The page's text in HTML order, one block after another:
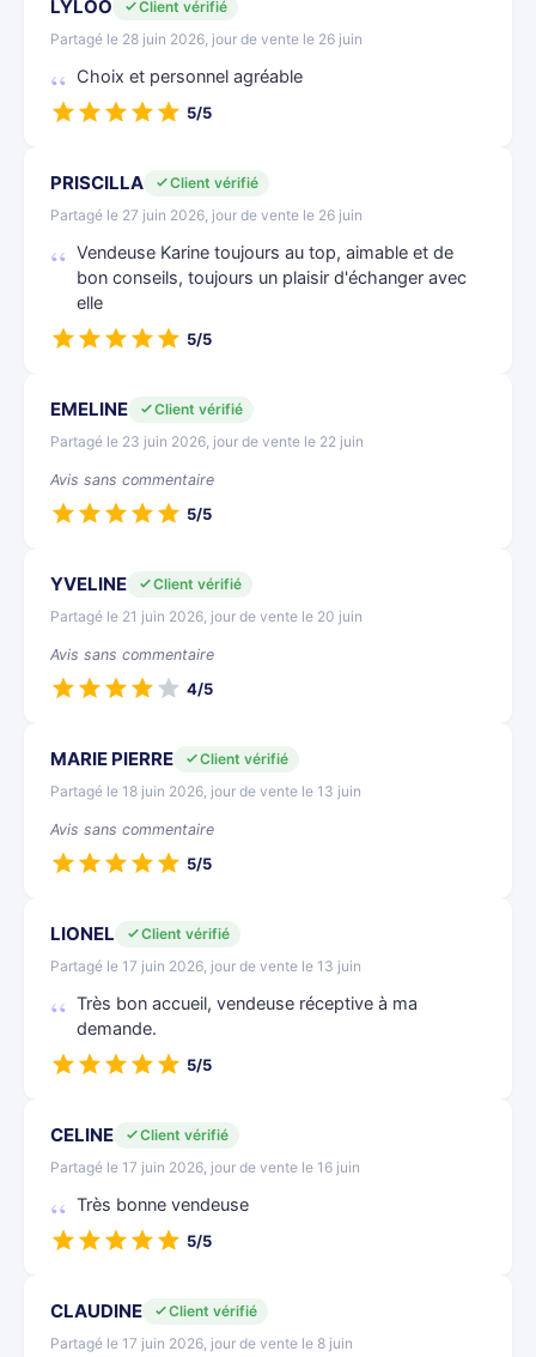
LYLOO
Client vérifié
Partagé le 28 juin 2026, jour de vente le 26 juin
Choix et personnel agréable
5/5
PRISCILLA
Client vérifié
Partagé le 27 juin 2026, jour de vente le 26 juin
Vendeuse Karine toujours au top, aimable et de
bon conseils, toujours un plaisir d'échanger avec
elle
5/5
EMELINE
Client vérifié
Partagé le 23 juin 2026, jour de vente le 22 juin
Avis sans commentaire
5/5
YVELINE
Client vérifié
Partagé le 21 juin 2026, jour de vente le 20 juin
Avis sans commentaire
4/5
MARIE PIERRE
Client vérifié
Partagé le 18 juin 2026, jour de vente le 13 juin
Avis sans commentaire
5/5
LIONEL
Client vérifié
Partagé le 17 juin 2026, jour de vente le 13 juin
Très bon accueil, vendeuse réceptive à ma
demande.
5/5
CELINE
Client vérifié
Partagé le 17 juin 2026, jour de vente le 16 juin
Très bonne vendeuse
5/5
CLAUDINE
Client vérifié
Partagé le 17 juin 2026, jour de vente le 8 juin